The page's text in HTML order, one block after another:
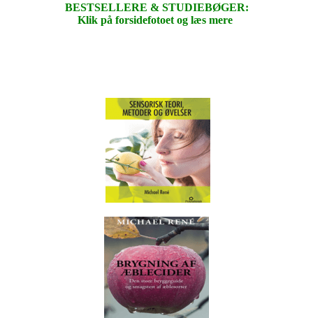
BESTSELLERE & STUDIEBØGER:
Klik på forsidefotoet og læs mere